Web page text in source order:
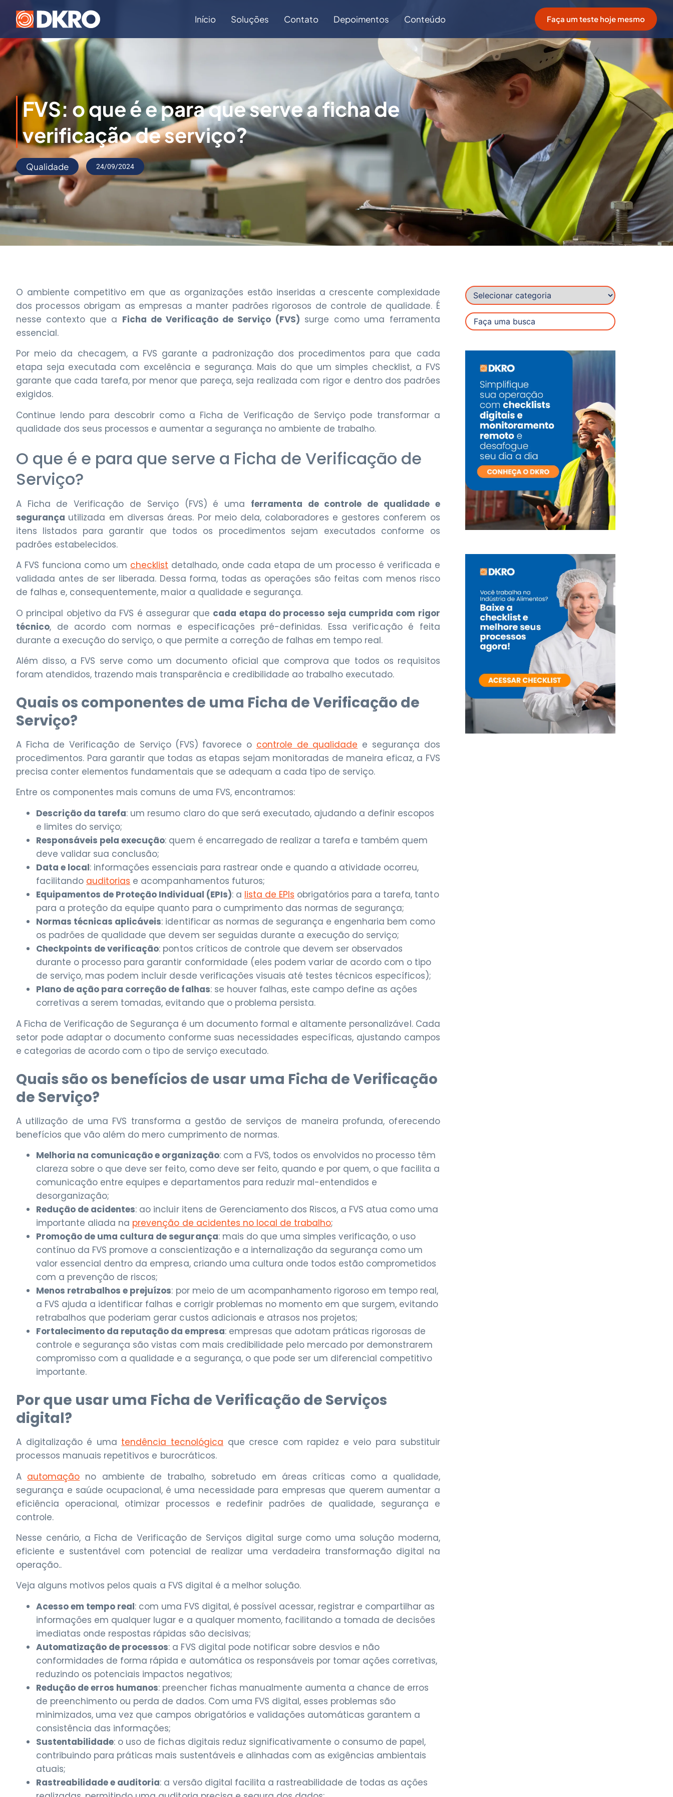
Início Soluções Contato Depoimentos Conteúdo Faça um teste hoje mesmo
FVS: o que é e para que serve a ficha de
verificação de serviço?
Qualidade 24/09/2024
O ambiente competitivo em que as organizações estão inseridas a crescente complexidade
dos processos obrigam as empresas a manter padrões rigorosos de controle de qualidade. É
nesse contexto que a Ficha de Verificação de Serviço (FVS) surge como uma ferramenta
essencial.
Por meio da checagem, a FVS garante a padronização dos procedimentos para que cada
etapa seja executada com excelência e segurança. Mais do que um simples checklist, a FVS
garante que cada tarefa, por menor que pareça, seja realizada com rigor e dentro dos padrões
exigidos.
Continue lendo para descobrir como a Ficha de Verificação de Serviço pode transformar a
qualidade dos seus processos e aumentar a segurança no ambiente de trabalho.
O que é e para que serve a Ficha de Verificação de
Serviço?
A Ficha de Verificação de Serviço (FVS) é uma ferramenta de controle de qualidade e
segurança utilizada em diversas áreas. Por meio dela, colaboradores e gestores conferem os
itens listados para garantir que todos os procedimentos sejam executados conforme os
padrões estabelecidos.
A FVS funciona como um checklist detalhado, onde cada etapa de um processo é verificada e
validada antes de ser liberada. Dessa forma, todas as operações são feitas com menos risco
de falhas e, consequentemente, maior a qualidade e segurança.
O principal objetivo da FVS é assegurar que cada etapa do processo seja cumprida com rigor
técnico, de acordo com normas e especificações pré-definidas. Essa verificação é feita
durante a execução do serviço, o que permite a correção de falhas em tempo real.
Além disso, a FVS serve como um documento oficial que comprova que todos os requisitos
foram atendidos, trazendo mais transparência e credibilidade ao trabalho executado.
Quais os componentes de uma Ficha de Verificação de
Serviço?
A Ficha de Verificação de Serviço (FVS) favorece o controle de qualidade e segurança dos
procedimentos. Para garantir que todas as etapas sejam monitoradas de maneira eficaz, a FVS
precisa conter elementos fundamentais que se adequam a cada tipo de serviço.
Entre os componentes mais comuns de uma FVS, encontramos:
Descrição da tarefa: um resumo claro do que será executado, ajudando a definir escopos
e limites do serviço;
Responsáveis pela execução: quem é encarregado de realizar a tarefa e também quem
deve validar sua conclusão;
Data e local: informações essenciais para rastrear onde e quando a atividade ocorreu,
facilitando auditorias e acompanhamentos futuros;
Equipamentos de Proteção Individual (EPIs): a lista de EPIs obrigatórios para a tarefa, tanto
para a proteção da equipe quanto para o cumprimento das normas de segurança;
Normas técnicas aplicáveis: identificar as normas de segurança e engenharia bem como
os padrões de qualidade que devem ser seguidas durante a execução do serviço;
Checkpoints de verificação: pontos críticos de controle que devem ser observados
durante o processo para garantir conformidade (eles podem variar de acordo com o tipo
de serviço, mas podem incluir desde verificações visuais até testes técnicos específicos);
Plano de ação para correção de falhas: se houver falhas, este campo define as ações
corretivas a serem tomadas, evitando que o problema persista.
A Ficha de Verificação de Segurança é um documento formal e altamente personalizável. Cada
setor pode adaptar o documento conforme suas necessidades específicas, ajustando campos
e categorias de acordo com o tipo de serviço executado.
Quais são os benefícios de usar uma Ficha de Verificação
de Serviço?
A utilização de uma FVS transforma a gestão de serviços de maneira profunda, oferecendo
benefícios que vão além do mero cumprimento de normas.
Melhoria na comunicação e organização: com a FVS, todos os envolvidos no processo têm
clareza sobre o que deve ser feito, como deve ser feito, quando e por quem, o que facilita a
comunicação entre equipes e departamentos para reduzir mal-entendidos e
desorganização;
Redução de acidentes: ao incluir itens de Gerenciamento dos Riscos, a FVS atua como uma
importante aliada na prevenção de acidentes no local de trabalho;
Promoção de uma cultura de segurança: mais do que uma simples verificação, o uso
contínuo da FVS promove a conscientização e a internalização da segurança como um
valor essencial dentro da empresa, criando uma cultura onde todos estão comprometidos
com a prevenção de riscos;
Menos retrabalhos e prejuízos: por meio de um acompanhamento rigoroso em tempo real,
a FVS ajuda a identificar falhas e corrigir problemas no momento em que surgem, evitando
retrabalhos que poderiam gerar custos adicionais e atrasos nos projetos;
Fortalecimento da reputação da empresa: empresas que adotam práticas rigorosas de
controle e segurança são vistas com mais credibilidade pelo mercado por demonstrarem
compromisso com a qualidade e a segurança, o que pode ser um diferencial competitivo
importante.
Por que usar uma Ficha de Verificação de Serviços
digital?
A digitalização é uma tendência tecnológica que cresce com rapidez e veio para substituir
processos manuais repetitivos e burocráticos.
A automação no ambiente de trabalho, sobretudo em áreas críticas como a qualidade,
segurança e saúde ocupacional, é uma necessidade para empresas que querem aumentar a
eficiência operacional, otimizar processos e redefinir padrões de qualidade, segurança e
controle.
Nesse cenário, a Ficha de Verificação de Serviços digital surge como uma solução moderna,
eficiente e sustentável com potencial de realizar uma verdadeira transformação digital na
operação..
Veja alguns motivos pelos quais a FVS digital é a melhor solução.
Acesso em tempo real: com uma FVS digital, é possível acessar, registrar e compartilhar as
informações em qualquer lugar e a qualquer momento, facilitando a tomada de decisões
imediatas onde respostas rápidas são decisivas;
Automatização de processos: a FVS digital pode notificar sobre desvios e não
conformidades de forma rápida e automática os responsáveis por tomar ações corretivas,
reduzindo os potenciais impactos negativos;
Redução de erros humanos: preencher fichas manualmente aumenta a chance de erros
de preenchimento ou perda de dados. Com uma FVS digital, esses problemas são
minimizados, uma vez que campos obrigatórios e validações automáticas garantem a
consistência das informações;
Sustentabilidade: o uso de fichas digitais reduz significativamente o consumo de papel,
contribuindo para práticas mais sustentáveis e alinhadas com as exigências ambientais
atuais;
Rastreabilidade e auditoria: a versão digital facilita a rastreabilidade de todas as ações